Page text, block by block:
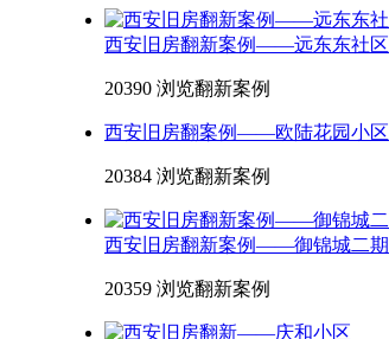
西安旧房翻新案例——远东东社区
20390 浏览翻新案例
西安旧房翻案例——欧陆花园小区
20384 浏览翻新案例
西安旧房翻新案例——御锦城二期
20359 浏览翻新案例